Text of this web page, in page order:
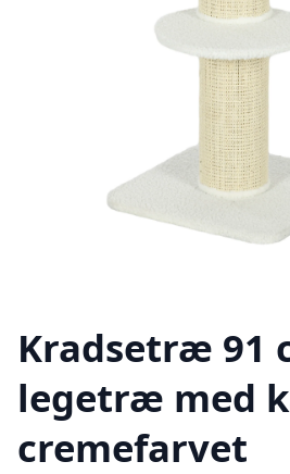
Kradsetræ 91
legetræ med
cremefarvet